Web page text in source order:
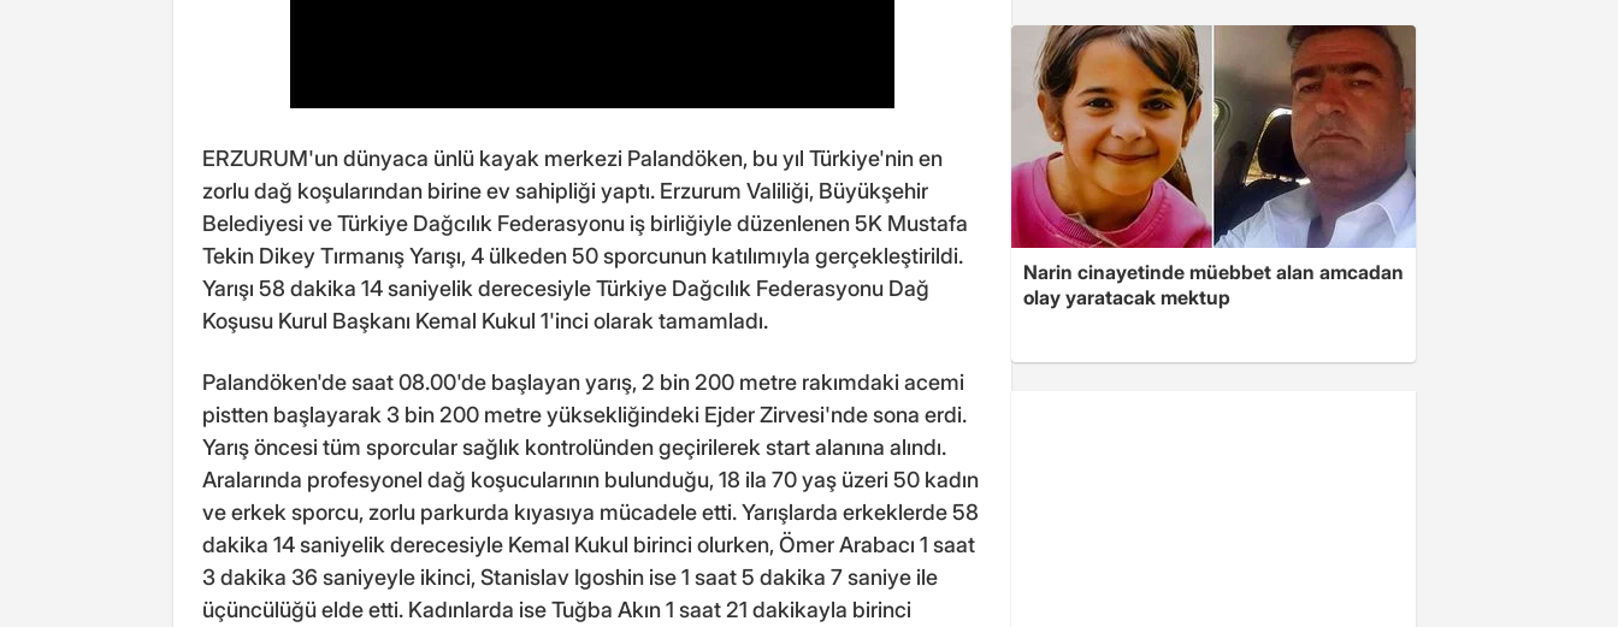
ERZURUM'un dünyaca ünlü kayak merkezi Palandöken, bu yıl Türkiye'nin en
zorlu dağ koşularından birine ev sahipliği yaptı. Erzurum Valiliği, Büyükşehir
Belediyesi ve Türkiye Dağcılık Federasyonu iş birliğiyle düzenlenen 5K Mustafa
Tekin Dikey Tırmanış Yarışı, 4 ülkeden 50 sporcunun katılımıyla gerçekleştirildi.
Yarışı 58 dakika 14 saniyelik derecesiyle Türkiye Dağcılık Federasyonu Dağ
Koşusu Kurul Başkanı Kemal Kukul 1'inci olarak tamamladı.
Palandöken'de saat 08.00'de başlayan yarış, 2 bin 200 metre rakımdaki acemi
pistten başlayarak 3 bin 200 metre yüksekliğindeki Ejder Zirvesi'nde sona erdi.
Yarış öncesi tüm sporcular sağlık kontrolünden geçirilerek start alanına alındı.
Aralarında profesyonel dağ koşucularının bulunduğu, 18 ila 70 yaş üzeri 50 kadın
ve erkek sporcu, zorlu parkurda kıyasıya mücadele etti. Yarışlarda erkeklerde 58
dakika 14 saniyelik derecesiyle Kemal Kukul birinci olurken, Ömer Arabacı 1 saat
3 dakika 36 saniyeyle ikinci, Stanislav Igoshin ise 1 saat 5 dakika 7 saniye ile
üçüncülüğü elde etti. Kadınlarda ise Tuğba Akın 1 saat 21 dakikayla birinci
Narin cinayetinde müebbet alan amcadan
olay yaratacak mektup